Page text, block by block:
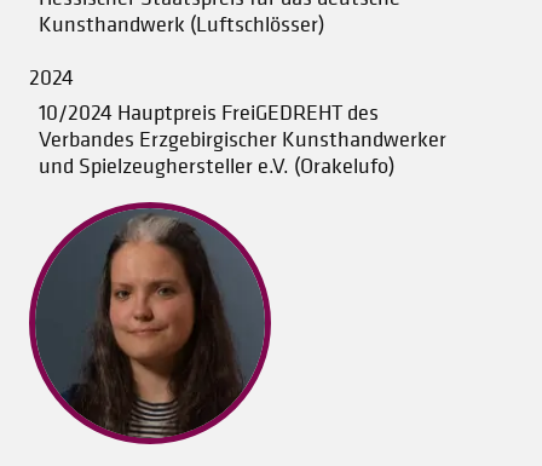
Kunsthandwerk (Luftschlösser)
2024
10/2024 Hauptpreis FreiGEDREHT des
Verbandes Erzgebirgischer Kunsthandwerker
und Spielzeughersteller e.V. (Orakelufo)